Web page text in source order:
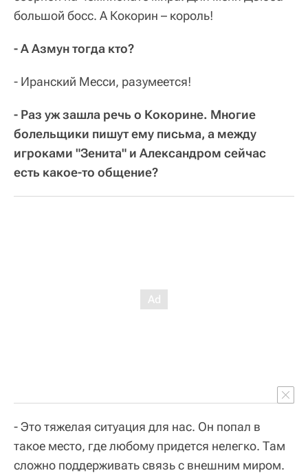
большой босс. А Кокорин – король!
- А Азмун тогда кто?
- Иранский Месси, разумеется!
- Раз уж зашла речь о Кокорине. Многие
болельщики пишут ему письма, а между
игроками "Зенита" и Александром сейчас
есть какое-то общение?
- Это тяжелая ситуация для нас. Он попал в
такое место, где любому придется нелегко. Там
сложно поддерживать связь с внешним миром.